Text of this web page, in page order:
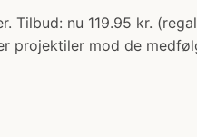
Tilbud: nu 119.95 kr.
projektiler mod de